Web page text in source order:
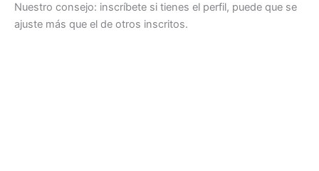
Nuestro consejo: inscríbete si tienes el perfil, puede que se
ajuste más que el de otros inscritos.